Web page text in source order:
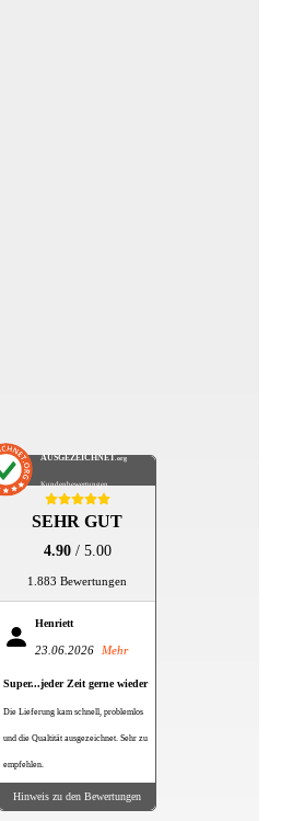
AUSGEZEICHNET .org
Kundenbewertungen
SEHR GUT
4.90 / 5.00
1.883 Bewertungen
Henriett
23.06.2026 Mehr
Super...jeder Zeit gerne wieder
Die Lieferung kam schnell, problemlos
und die Qualtität ausgezeichnet. Sehr zu
empfehlen.
Hinweis zu den Bewertungen